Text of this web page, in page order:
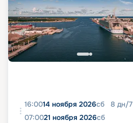
16:0014 ноября 2026сб 8 дн/7
07:0021 ноября 2026сб